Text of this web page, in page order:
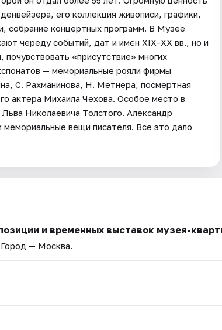
его коллекция живописи, графики,
собрание концертных программ. В Музее
череду событий, дат и имён ХIX-ХХ вв., но и
«присутствие» многих
— мемориальные рояли фирмы
С. Рахманинова, Н. Метнера; посмертная
актера Михаила Чехова. Особое место в
Николаевича Толстого. Александр
вещи писателя. Все это дало
и временных выставок музея-
Город — Москва.